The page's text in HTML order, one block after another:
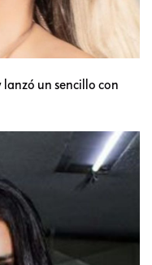
un sencillo con